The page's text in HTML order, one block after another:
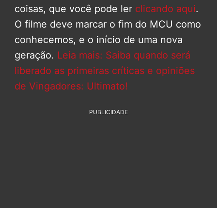
coisas, que você pode ler clicando aqui.
O filme deve marcar o fim do MCU como
conhecemos, e o início de uma nova
geração. Leia mais: Saiba quando será
liberado as primeiras críticas e opiniões
de Vingadores: Ultimato!
PUBLICIDADE